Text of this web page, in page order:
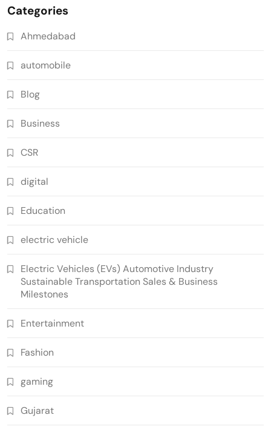
Categories
Ahmedabad
automobile
Blog
Business
CSR
digital
Education
electric vehicle
Electric Vehicles (EVs) Automotive Industry
Sustainable Transportation Sales & Business
Milestones
Entertainment
Fashion
gaming
Gujarat